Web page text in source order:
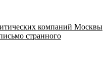
компаний Москвы
странного